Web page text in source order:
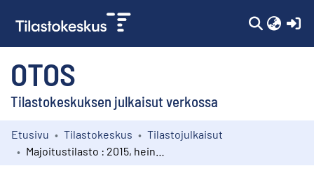
OTOS
Tilastokeskuksen julkaisut verkossa
Kokoelmat
Etusivu Tilastokeskus
Tilastojulkaisut